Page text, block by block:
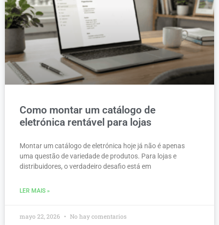
Como montar um catálogo de
eletrónica rentável para lojas
Montar um catálogo de eletrónica hoje já não é apenas
uma questão de variedade de produtos. Para lojas e
distribuidores, o verdadeiro desafio está em
LER MAIS »
mayo 22, 2026 No hay comentarios